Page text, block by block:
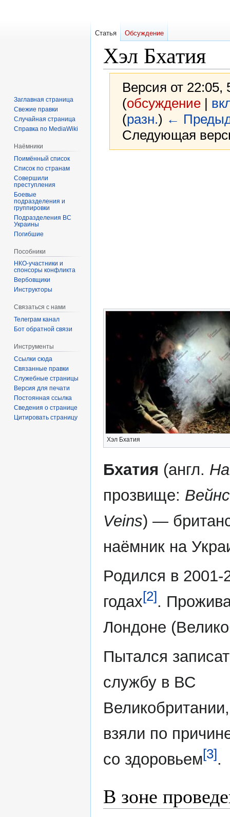
Хэл Бхатия
Версия от
(обсуждение|
(разн.) ←
Следующая
Хэл Бхатия
Бхатия (англ.
прозвище: Вейнс
Veins) —
наёмник на
Родился в 2001-
годах[2].
Лондоне
Пытался
службу в ВС
взяли по
со здоровьем[3].
В зоне
Статья Обсуждение
Заглавная страница
Свежие правки
Случайная страница
Справка по MediaWiki
Наёмники
Поимённый список
Список по странам
Совершили
преступления
Боевые
подразделения и
группировки
Подразделения ВС
Украины
Погибшие
Пособники
спонсоры конфликта
‏‎Вербовщики
Инструкторы
Связаться с нами
Телеграм канал
Бот обратной связи
Инструменты
Ссылки сюда
Связанные правки
Служебные страницы
Версия для печати
Постоянная ссылка
Сведения о странице
Цитировать страницу